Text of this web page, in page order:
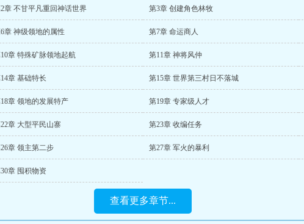
章 不甘平凡重回神话世界 第3章 创建角色林牧
章 神级领地的属性 第7章 命运商人
章 特殊矿脉领地起航 第11章 神将风仲
章 基础特长 第15章 世界第三村日不落城
章 领地的发展特产 第19章 专家级人才
章 大型平民山寨 第23章 收编任务
章 领主第二步 第27章 军火的暴利
章 囤积物资
查看更多章节...